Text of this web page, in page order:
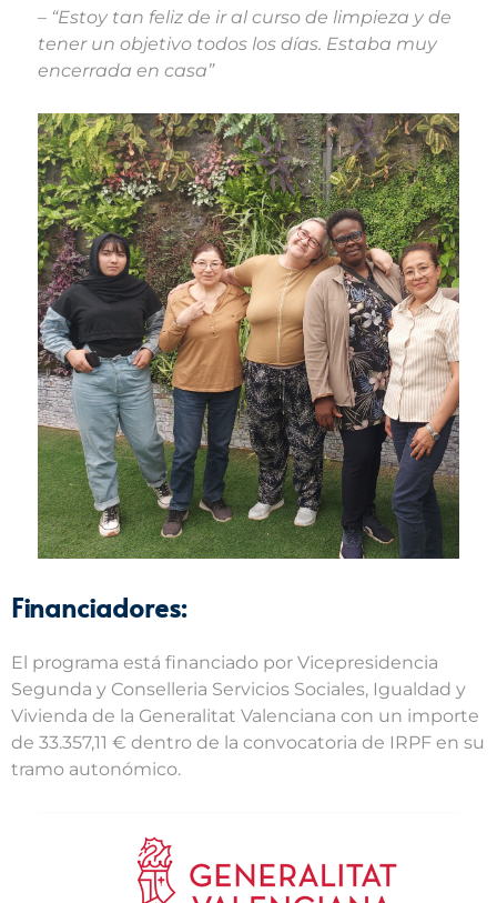
– “Estoy tan feliz de ir al curso de limpieza y de
tener un objetivo todos los días. Estaba muy
encerrada en casa”
Financiadores:
El programa está financiado por Vicepresidencia
Segunda y Conselleria Servicios Sociales, Igualdad y
Vivienda de la Generalitat Valenciana con un importe
de 33.357,11 € dentro de la convocatoria de IRPF en su
tramo autonómico.